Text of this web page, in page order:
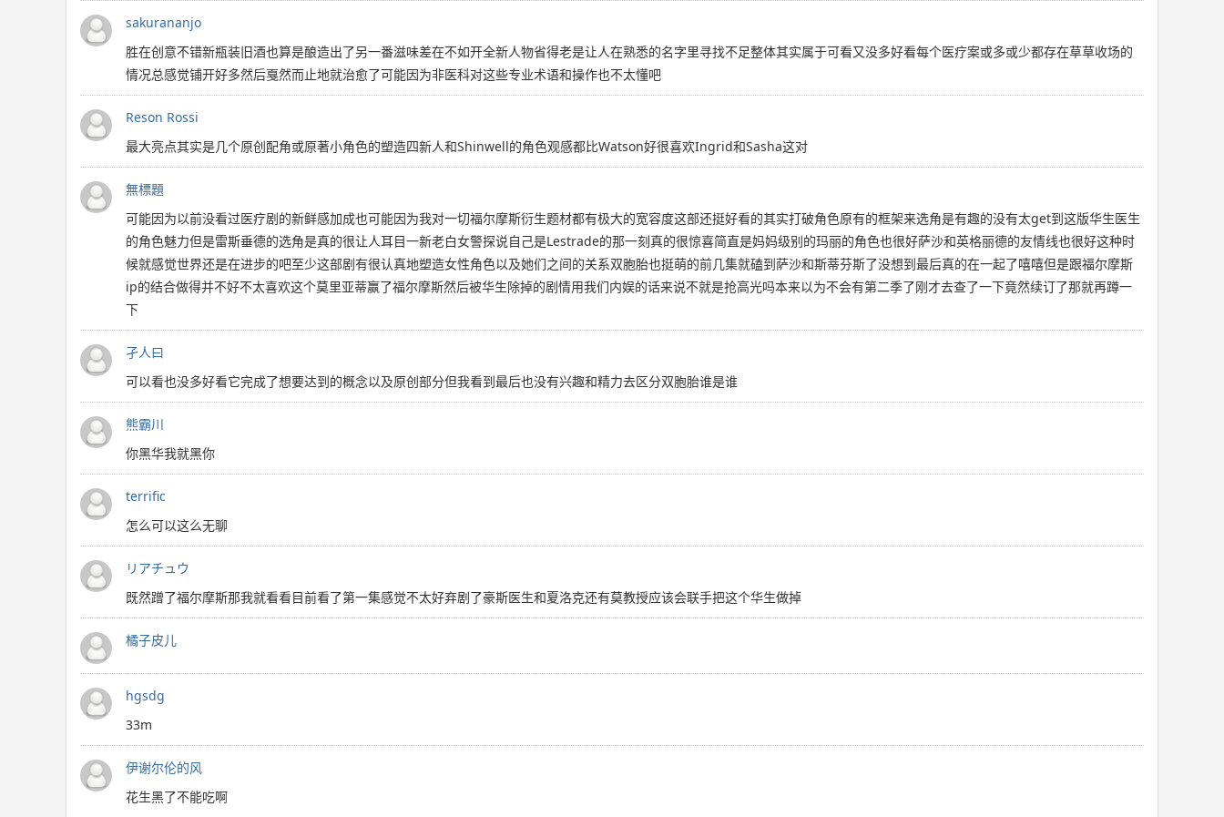
sakurananjo
胜在创意不错新瓶装旧酒也算是酿造出了另一番滋味差在不如开全新人物省得老是让人在熟悉的名字里寻找不足整体其实属于可看又没多好看每个医疗案或多或少都存在草草收场的
情况总感觉铺开好多然后戛然而止地就治愈了可能因为非医科对这些专业术语和操作也不太懂吧
Reson Rossi
最大亮点其实是几个原创配角或原著小角色的塑造四新人和Shinwell的角色观感都比Watson好很喜欢Ingrid和Sasha这对
無標題
可能因为以前没看过医疗剧的新鲜感加成也可能因为我对一切福尔摩斯衍生题材都有极大的宽容度这部还挺好看的其实打破角色原有的框架来选角是有趣的没有太get到这版华生医生
的角色魅力但是雷斯垂德的选角是真的很让人耳目一新老白女警探说自己是Lestrade的那一刻真的很惊喜简直是妈妈级别的玛丽的角色也很好萨沙和英格丽德的友情线也很好这种时
候就感觉世界还是在进步的吧至少这部剧有很认真地塑造女性角色以及她们之间的关系双胞胎也挺萌的前几集就磕到萨沙和斯蒂芬斯了没想到最后真的在一起了嘻嘻但是跟福尔摩斯
ip的结合做得并不好不太喜欢这个莫里亚蒂赢了福尔摩斯然后被华生除掉的剧情用我们内娱的话来说不就是抢高光吗本来以为不会有第二季了刚才去查了一下竟然续订了那就再蹲一
下
孑人曰
可以看也没多好看它完成了想要达到的概念以及原创部分但我看到最后也没有兴趣和精力去区分双胞胎谁是谁
熊霸川
你黑华我就黑你
terrific
怎么可以这么无聊
リアチュウ
既然蹭了福尔摩斯那我就看看目前看了第一集感觉不太好弃剧了豪斯医生和夏洛克还有莫教授应该会联手把这个华生做掉
橘子皮儿
hgsdg
33m
伊谢尔伦的风
花生黑了不能吃啊